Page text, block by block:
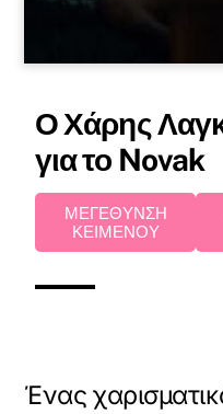
Ο Χάρης
για το Novak
ΜΕΓΕΘΥΝΣΗ
ΚΕΙΜΕΝΟΥ
Ένας